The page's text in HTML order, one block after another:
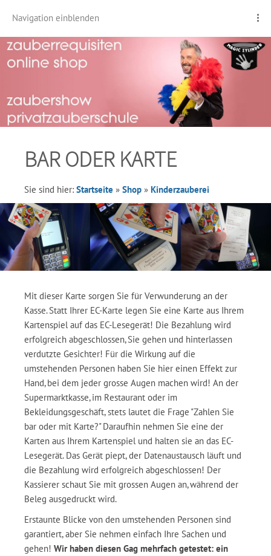
Navigation einblenden
BAR ODER KARTE
Sie sind hier: Startseite » Shop » Kinderzauberei
Mit dieser Karte sorgen Sie für Verwunderung an der
Kasse. Statt Ihrer EC-Karte legen Sie eine Karte aus Ihrem
Kartenspiel auf das EC-Lesegerät! Die Bezahlung wird
erfolgreich abgeschlossen, Sie gehen und hinterlassen
verdutzte Gesichter! Für die Wirkung auf die
umstehenden Personen haben Sie hier einen Effekt zur
Hand, bei dem jeder grosse Augen machen wird! An der
Supermarktkasse, im Restaurant oder im
Bekleidungsgeschäft, stets lautet die Frage "Zahlen Sie
bar oder mit Karte?" Daraufhin nehmen Sie eine der
Karten aus Ihrem Kartenspiel und halten sie an das EC-
Lesegerät. Das Gerät piept, der Datenaustausch läuft und
die Bezahlung wird erfolgreich abgeschlossen! Der
Kassierer schaut Sie mit grossen Augen an, während der
Beleg ausgedruckt wird.
Erstaunte Blicke von den umstehenden Personen sind
garantiert, aber Sie nehmen einfach Ihre Sachen und
gehen! Wir haben diesen Gag mehrfach getestet: ein